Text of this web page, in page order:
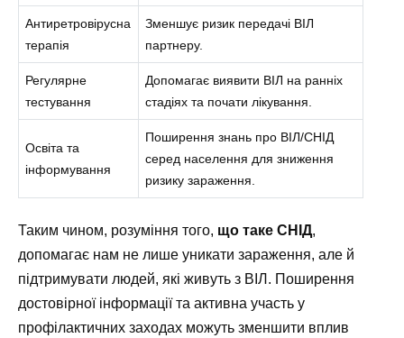
Антиретровірусна
терапія
Зменшує ризик передачі ВІЛ
партнеру.
Регулярне
тестування
Допомагає виявити ВІЛ на ранніх
стадіях та почати лікування.
Освіта та
інформування
Поширення знань про ВІЛ/СНІД
серед населення для зниження
ризику зараження.
Таким чином, розуміння того, що таке СНІД,
допомагає нам не лише уникати зараження, але й
підтримувати людей, які живуть з ВІЛ. Поширення
достовірної інформації та активна участь у
профілактичних заходах можуть зменшити вплив